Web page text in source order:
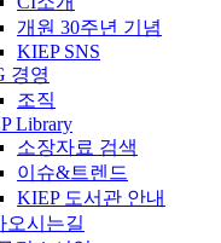
개원 30주년 기념
KIEP SNS
경영
조직
Library
소장자료 검색
이슈&트렌드
KIEP 도서관 안내
오시는길